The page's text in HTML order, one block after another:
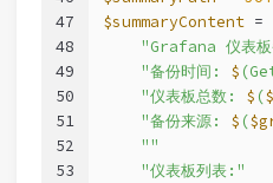
47
48
49
50
51
52
53
$summaryContent =
"Grafana 仪表板
"备份时间: $
"仪表板总数: $ (
"备份来源: $ (
""
"仪表板列表:"